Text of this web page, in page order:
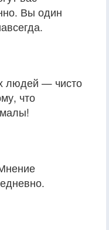
Вы один
людей — чисто
что